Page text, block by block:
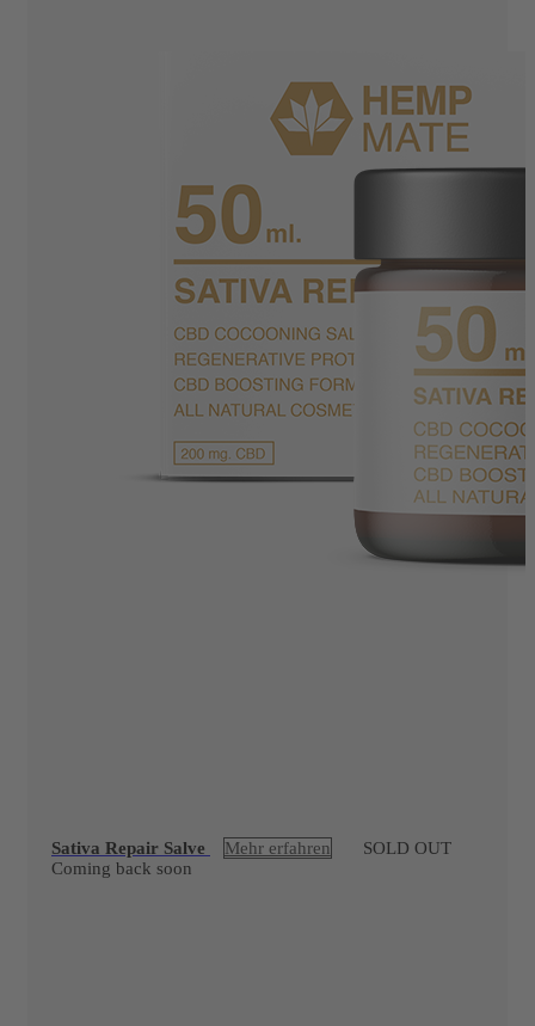
Sativa Repair Salve Mehr erfahren
SOLD OUT
Coming back soon